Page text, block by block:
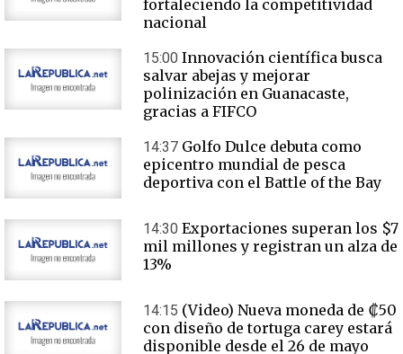
fortaleciendo la competitividad
nacional
15:00 Innovación científica busca
salvar abejas y mejorar
polinización en Guanacaste,
gracias a FIFCO
14:37 Golfo Dulce debuta como
epicentro mundial de pesca
deportiva con el Battle of the Bay
14:30 Exportaciones superan los $7
mil millones y registran un alza de
13%
14:15 (Video) Nueva moneda de ₡50
con diseño de tortuga carey estará
disponible desde el 26 de mayo